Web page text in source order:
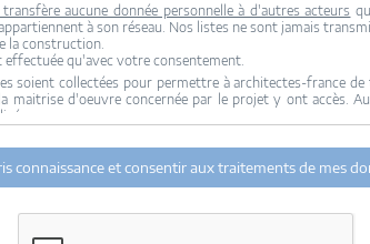
transfère aucune donnée personnelle à d'autres acteurs
à son réseau. Nos listes ne sont jamais
la construction.
qu'avec votre consentement.
soient collectées pour permettre à architectes-france
maitrise d'oeuvre concernée par le projet y ont accès.
durée de 18 mois courant à partir des derniers contacts
d'oeuvre en rapport avec ce projet et qui serait en
», vous pouvez exercer votre droit d'accès aux
connaissance et consentir aux traitements de mes